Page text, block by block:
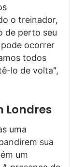
o treinador,
de perto seu
ocorrer
todos
lo de volta",
Londres
uma
sua
um